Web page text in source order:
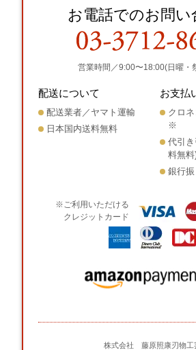
お電話でのお問い
営業時間／9:00〜18:00(日曜・
配送について
配送業者／ヤマト運輸
日本国内送料無料
お支払
クロ
※
代引
料無料
銀行
※ご利用いただける
クレジットカード
株式会社 藤原照康刃物工